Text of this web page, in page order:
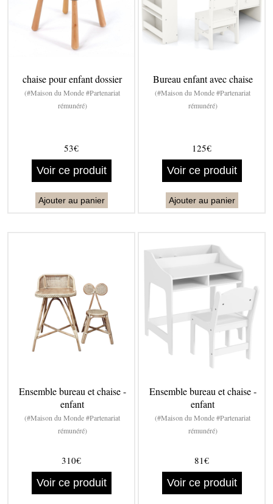
chaise pour enfant dossier
(#Maison du Monde #Partenariat
rémunéré)
53€
Voir ce produit
Ajouter au panier
Bureau enfant avec chaise
(#Maison du Monde #Partenariat
rémunéré)
125€
Voir ce produit
Ajouter au panier
Ensemble bureau et chaise -
enfant
(#Maison du Monde #Partenariat
rémunéré)
310€
Voir ce produit
Ensemble bureau et chaise -
enfant
(#Maison du Monde #Partenariat
rémunéré)
81€
Voir ce produit